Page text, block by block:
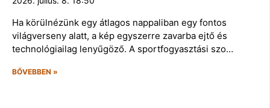
Ha körülnézünk egy átlagos nappaliban egy fontos
világverseny alatt, a kép egyszerre zavarba ejtő és
technológiailag lenyűgöző. A sportfogyasztási szo…
BŐVEBBEN »